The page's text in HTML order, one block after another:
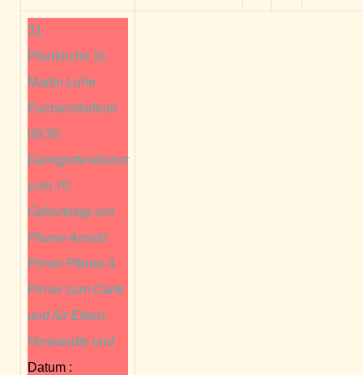
31
Pfarrkirche St.
Martin Luhe
Eucharistiefeier
09:30
Dankgottesdienst
zum 70.
Geburtstag von
Pfarrer Arnold
Pirner Pfarrer A.
Pirner zum Dank
und für Eltern,
Verwandte und
Datum :